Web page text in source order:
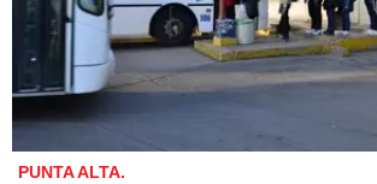
PUNTA ALTA.